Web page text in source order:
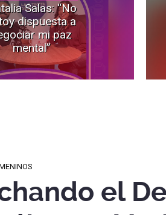
Salas: “No
dispuesta a
mi paz
mental”
el